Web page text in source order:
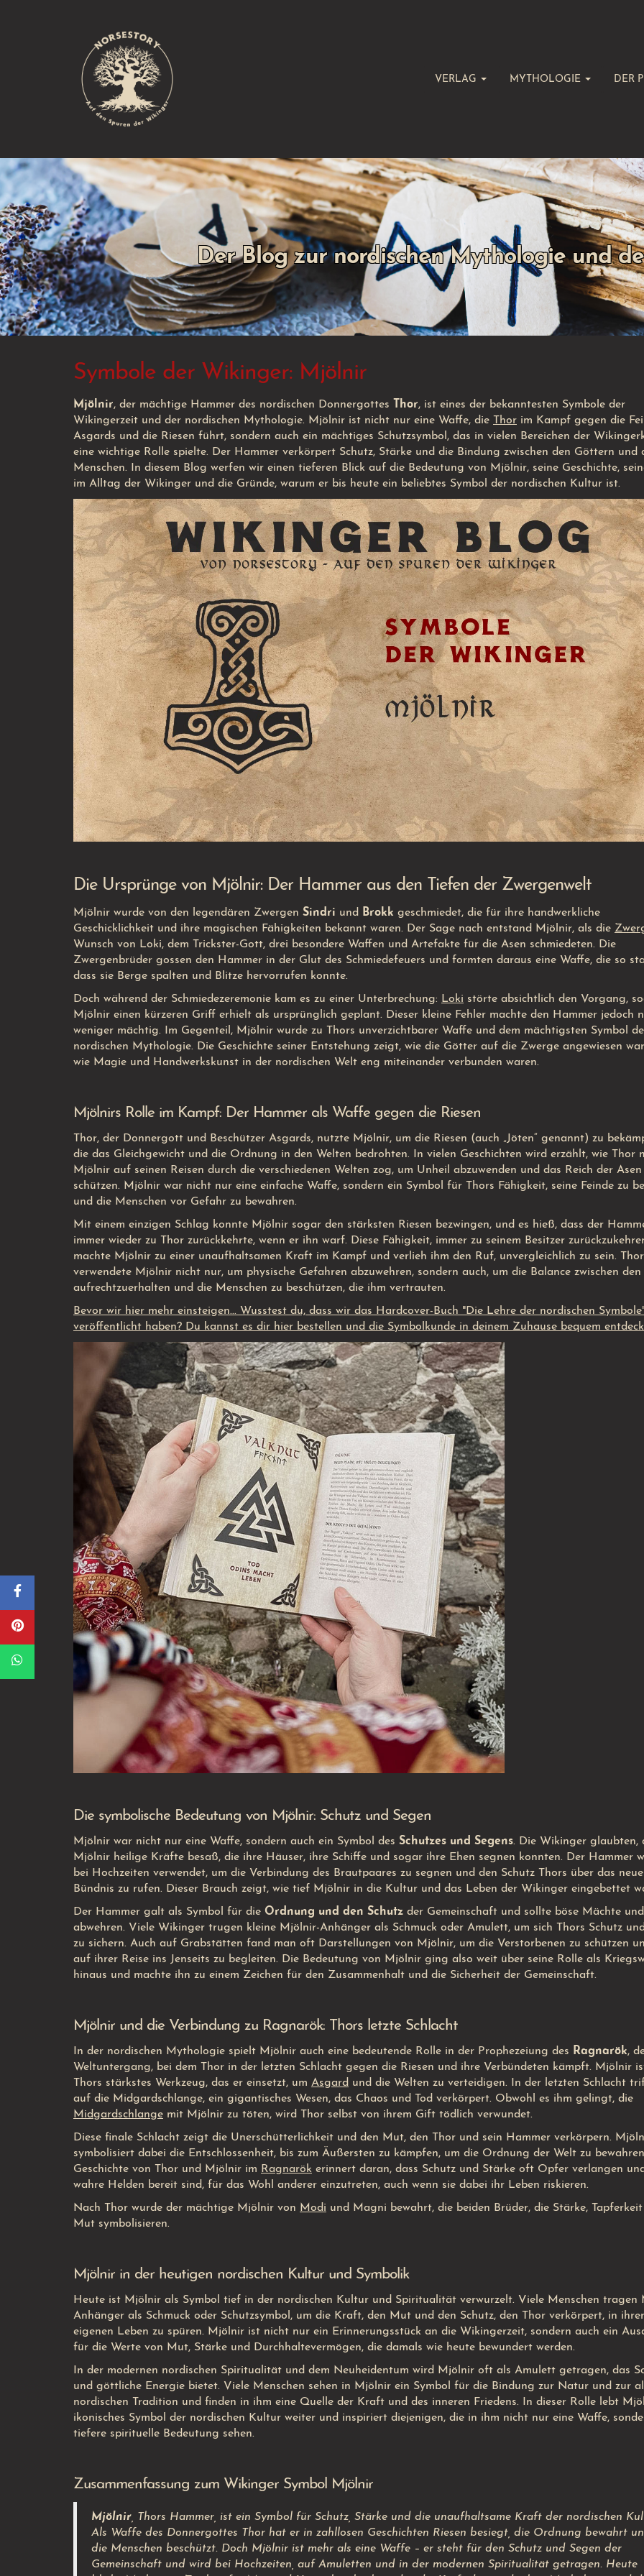
VERLAG MYTHOLOGIE DER
Der Blog zur nordischen Mythologie und
Symbole der Wikinger: Mjölnir
Mjölnir, der mächtige Hammer des nordischen Donnergottes Thor, ist eines der bekanntesten Symbole der
Wikingerzeit und der nordischen Mythologie. Mjölnir ist nicht nur eine Waffe, die Thor im Kampf gegen die
Asgards und die Riesen führt, sondern auch ein mächtiges Schutzsymbol, das in vielen Bereichen der
eine wichtige Rolle spielte. Der Hammer verkörpert Schutz, Stärke und die Bindung zwischen den Göttern und
Menschen. In diesem Blog werfen wir einen tieferen Blick auf die Bedeutung von Mjölnir, seine Geschichte,
im Alltag der Wikinger und die Gründe, warum er bis heute ein beliebtes Symbol der nordischen Kultur ist.
Die Ursprünge von Mjölnir: Der Hammer aus den Tiefen der Zwergenwelt
Mjölnir wurde von den legendären Zwergen Sindri und Brokk geschmiedet, die für ihre handwerkliche
Geschicklichkeit und ihre magischen Fähigkeiten bekannt waren. Der Sage nach entstand Mjölnir, als die
Wunsch von Loki, dem Trickster-Gott, drei besondere Waffen und Artefakte für die Asen schmiedeten. Die
Zwergenbrüder gossen den Hammer in der Glut des Schmiedefeuers und formten daraus eine Waffe, die so
dass sie Berge spalten und Blitze hervorrufen konnte.
Doch während der Schmiedezeremonie kam es zu einer Unterbrechung: Loki störte absichtlich den Vorgang,
Mjölnir einen kürzeren Griff erhielt als ursprünglich geplant. Dieser kleine Fehler machte den Hammer jedoch
weniger mächtig. Im Gegenteil, Mjölnir wurde zu Thors unverzichtbarer Waffe und dem mächtigsten Symbol
nordischen Mythologie. Die Geschichte seiner Entstehung zeigt, wie die Götter auf die Zwerge angewiesen
wie Magie und Handwerkskunst in der nordischen Welt eng miteinander verbunden waren.
Mjölnirs Rolle im Kampf: Der Hammer als Waffe gegen die Riesen
Thor, der Donnergott und Beschützer Asgards, nutzte Mjölnir, um die Riesen (auch „Jöten“ genannt) zu
die das Gleichgewicht und die Ordnung in den Welten bedrohten. In vielen Geschichten wird erzählt, wie Thor
Mjölnir auf seinen Reisen durch die verschiedenen Welten zog, um Unheil abzuwenden und das Reich der Asen
schützen. Mjölnir war nicht nur eine einfache Waffe, sondern ein Symbol für Thors Fähigkeit, seine Feinde zu
und die Menschen vor Gefahr zu bewahren.
Mit einem einzigen Schlag konnte Mjölnir sogar den stärksten Riesen bezwingen, und es hieß, dass der
immer wieder zu Thor zurückkehrte, wenn er ihn warf. Diese Fähigkeit, immer zu seinem Besitzer
machte Mjölnir zu einer unaufhaltsamen Kraft im Kampf und verlieh ihm den Ruf, unvergleichlich zu sein. Thor
verwendete Mjölnir nicht nur, um physische Gefahren abzuwehren, sondern auch, um die Balance zwischen den
aufrechtzuerhalten und die Menschen zu beschützen, die ihm vertrauten.
Bevor wir hier mehr einsteigen... Wusstest du, dass wir das Hardcover-Buch "Die Lehre der nordischen
veröffentlicht haben? Du kannst es dir hier bestellen und die Symbolkunde in deinem Zuhause bequem
Die symbolische Bedeutung von Mjölnir: Schutz und Segen
Mjölnir war nicht nur eine Waffe, sondern auch ein Symbol des Schutzes und Segens. Die Wikinger glaubten,
Mjölnir heilige Kräfte besaß, die ihre Häuser, ihre Schiffe und sogar ihre Ehen segnen konnten. Der Hammer
bei Hochzeiten verwendet, um die Verbindung des Brautpaares zu segnen und den Schutz Thors über das neue
Bündnis zu rufen. Dieser Brauch zeigt, wie tief Mjölnir in die Kultur und das Leben der Wikinger eingebettet
Der Hammer galt als Symbol für die Ordnung und den Schutz der Gemeinschaft und sollte böse Mächte und
abwehren. Viele Wikinger trugen kleine Mjölnir-Anhänger als Schmuck oder Amulett, um sich Thors Schutz
zu sichern. Auch auf Grabstätten fand man oft Darstellungen von Mjölnir, um die Verstorbenen zu schützen
auf ihrer Reise ins Jenseits zu begleiten. Die Bedeutung von Mjölnir ging also weit über seine Rolle als
hinaus und machte ihn zu einem Zeichen für den Zusammenhalt und die Sicherheit der Gemeinschaft.
Mjölnir und die Verbindung zu Ragnarök: Thors letzte Schlacht
In der nordischen Mythologie spielt Mjölnir auch eine bedeutende Rolle in der Prophezeiung des Ragnarök,
Weltuntergang, bei dem Thor in der letzten Schlacht gegen die Riesen und ihre Verbündeten kämpft. Mjölnir
Thors stärkstes Werkzeug, das er einsetzt, um Asgard und die Welten zu verteidigen. In der letzten Schlacht
auf die Midgardschlange, ein gigantisches Wesen, das Chaos und Tod verkörpert. Obwohl es ihm gelingt, die
Midgardschlange mit Mjölnir zu töten, wird Thor selbst von ihrem Gift tödlich verwundet.
Diese finale Schlacht zeigt die Unerschütterlichkeit und den Mut, den Thor und sein Hammer verkörpern.
symbolisiert dabei die Entschlossenheit, bis zum Äußersten zu kämpfen, um die Ordnung der Welt zu
Geschichte von Thor und Mjölnir im Ragnarök erinnert daran, dass Schutz und Stärke oft Opfer verlangen
wahre Helden bereit sind, für das Wohl anderer einzutreten, auch wenn sie dabei ihr Leben riskieren.
Nach Thor wurde der mächtige Mjölnir von Modi und Magni bewahrt, die beiden Brüder, die Stärke, Tapferkeit
Mut symbolisieren.
Mjölnir in der heutigen nordischen Kultur und Symbolik
Heute ist Mjölnir als Symbol tief in der nordischen Kultur und Spiritualität verwurzelt. Viele Menschen tragen
Anhänger als Schmuck oder Schutzsymbol, um die Kraft, den Mut und den Schutz, den Thor verkörpert, in
eigenen Leben zu spüren. Mjölnir ist nicht nur ein Erinnerungsstück an die Wikingerzeit, sondern auch ein
für die Werte von Mut, Stärke und Durchhaltevermögen, die damals wie heute bewundert werden.
In der modernen nordischen Spiritualität und dem Neuheidentum wird Mjölnir oft als Amulett getragen, das
und göttliche Energie bietet. Viele Menschen sehen in Mjölnir ein Symbol für die Bindung zur Natur und zur
nordischen Tradition und finden in ihm eine Quelle der Kraft und des inneren Friedens. In dieser Rolle lebt
ikonisches Symbol der nordischen Kultur weiter und inspiriert diejenigen, die in ihm nicht nur eine Waffe,
tiefere spirituelle Bedeutung sehen.
Zusammenfassung zum Wikinger Symbol Mjölnir
Mjölnir , Thors Hammer, ist ein Symbol für Schutz, Stärke und die unaufhaltsame Kraft der nordischen
Als Waffe des Donnergottes Thor hat er in zahllosen Geschichten Riesen besiegt, die Ordnung bewahrt
die Menschen beschützt. Doch Mjölnir ist mehr als eine Waffe – er steht für den Schutz und Segen der
Gemeinschaft und wird bei Hochzeiten, auf Amuletten und in der modernen Spiritualität getragen. Heute